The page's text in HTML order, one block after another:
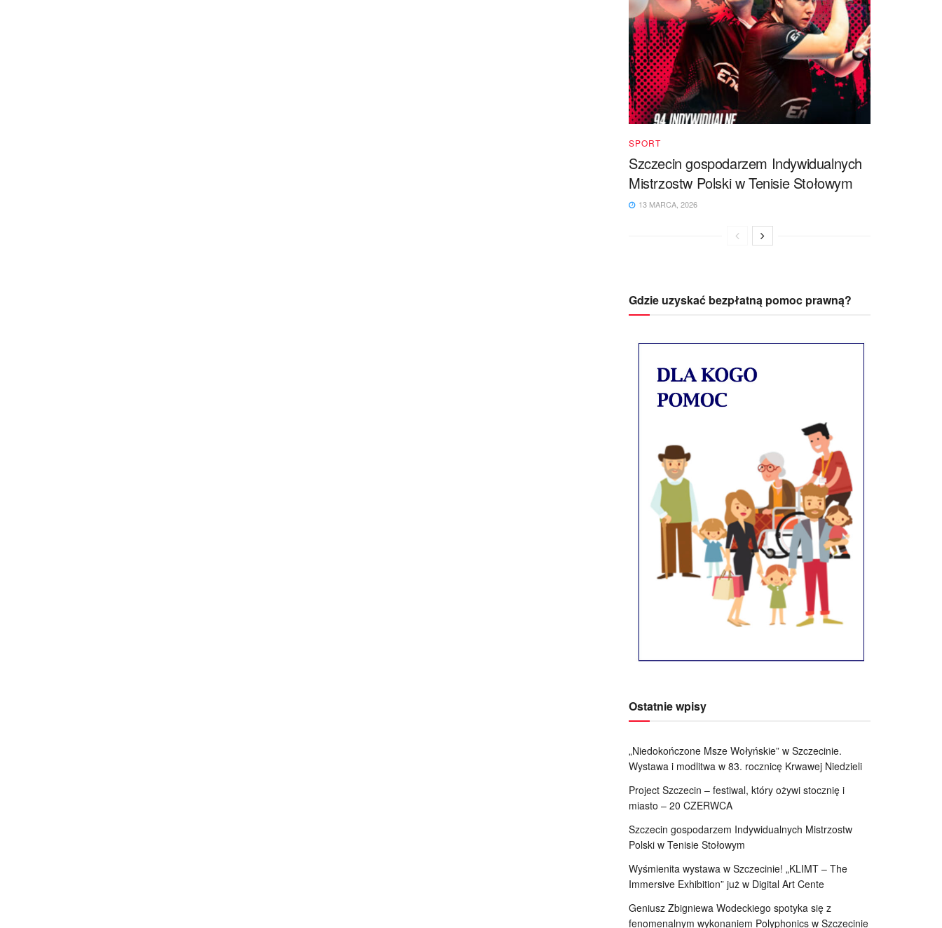
SPORT
Szczecin gospodarzem Indywidualnych
Mistrzostw Polski w Tenisie Stołowym
13 MARCA, 2026
Gdzie uzyskać bezpłatną pomoc prawną?
Ostatnie wpisy
„Niedokończone Msze Wołyńskie” w Szczecinie.
Wystawa i modlitwa w 83. rocznicę Krwawej Niedzieli
Project Szczecin – festiwal, który ożywi stocznię i
miasto – 20 CZERWCA
Szczecin gospodarzem Indywidualnych Mistrzostw
Polski w Tenisie Stołowym
Wyśmienita wystawa w Szczecinie! „KLIMT – The
Immersive Exhibition” już w Digital Art Cente
Geniusz Zbigniewa Wodeckiego spotyka się z
fenomenalnym wykonaniem Polyphonics w Szczecinie